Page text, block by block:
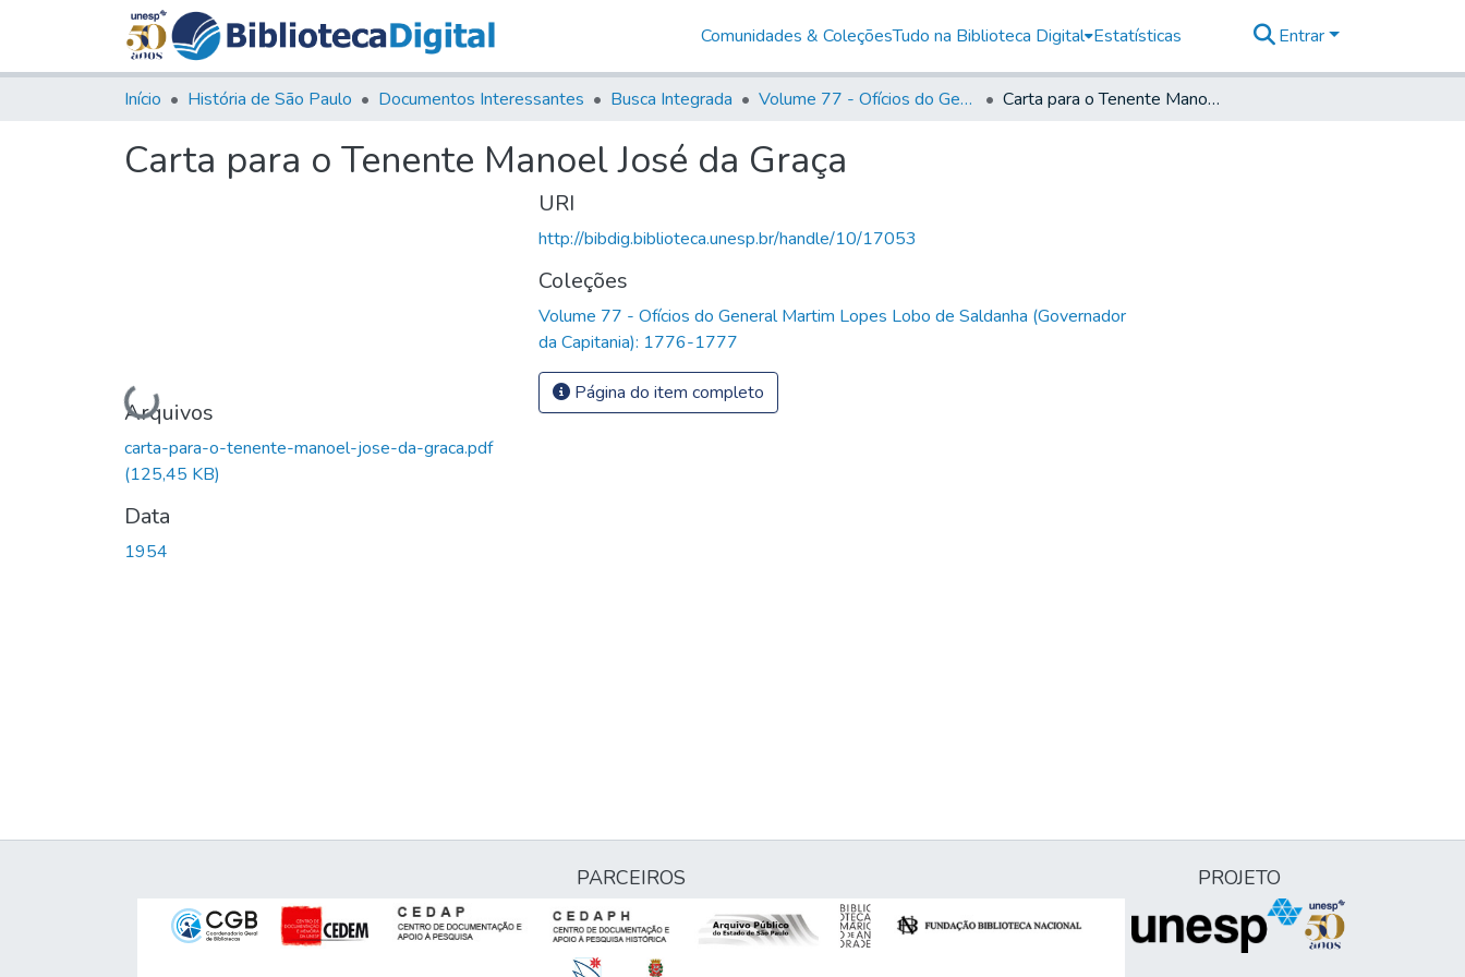
Comunidades & ColeçõesTudo na Biblioteca Digital Estatísticas Entrar
Início História de São Paulo Documentos Interessantes Busca Integrada Volume 77 - Ofícios do General Martim Lopes Lobo de Saldanha (Governador da Capitania): 1776-1777 Carta para o Tenente Manoel José da Graça
Carta para o Tenente Manoel José da Graça
Carregando...
Arquivos
carta-para-o-tenente-manoel-jose-da-graca.pdf
(125,45 KB)
Data
1954
URI
http://bibdig.biblioteca.unesp.br/handle/10/17053
Coleções
Volume 77 - Ofícios do General Martim Lopes Lobo de Saldanha (Governador
da Capitania): 1776-1777
Página do item completo
PARCEIROS PROJETO